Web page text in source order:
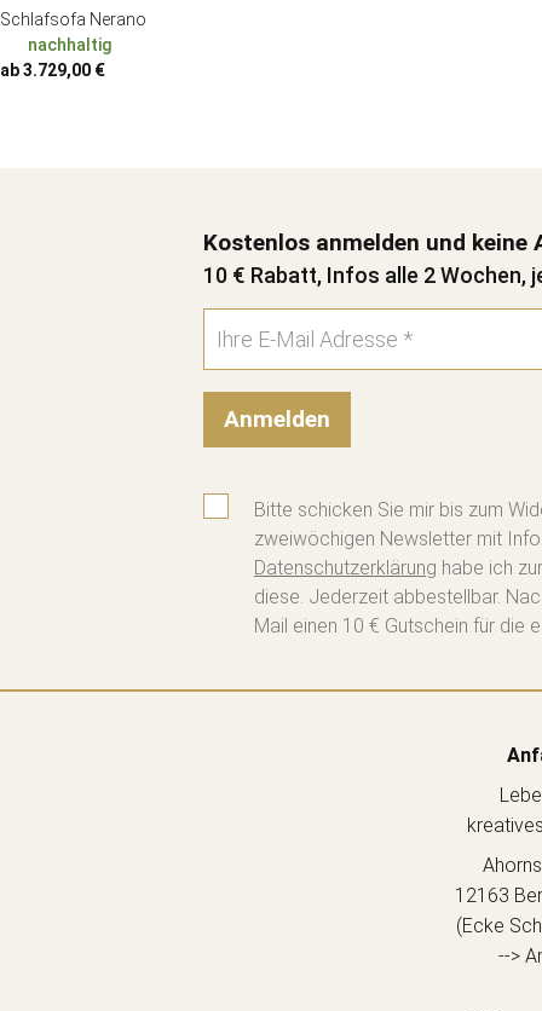
Schlafsofa Nerano
nachhaltig
ab 3.729,00 €
Kostenlos anmelden und keine
10 € Rabatt, Infos alle 2 Wochen,
Anmelden
Bitte schicken Sie mir bis zum
zweiwöchigen Newsletter mit
Datenschutzerklärung habe ich
diese. Jederzeit abbestellbar.
Mail einen 10 € Gutschein für die
12163
(Ecke
-->